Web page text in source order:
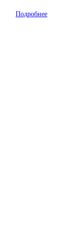
Подробнее